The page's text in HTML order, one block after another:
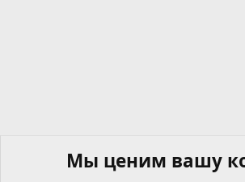
Мы ценим вашу